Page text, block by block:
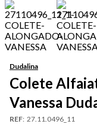
Dudalina
Colete
Vanessa
REF: 27.11.0496_11